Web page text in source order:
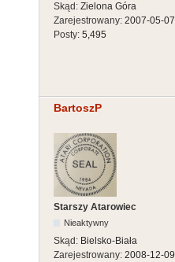
Skąd: Zielona Góra
Zarejestrowany: 2007-05-07
Posty: 5,495
BartoszP
Starszy Atarowiec
Nieaktywny
Skąd: Bielsko-Biała
Zarejestrowany: 2008-12-09